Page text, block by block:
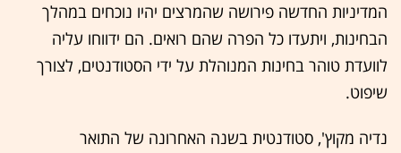
המדיניות החדשה פירושה שהמרצים יהיו נוכחים במהלך
הבחינות, ויתעדו כל הפרה שהם רואים. הם ידווחו עליה
לוועדת טוהר בחינות המנוהלת על ידי הסטודנטים, לצורך
שיפוט.
נדיה מקוץ', סטודנטית בשנה האחרונה של התואר